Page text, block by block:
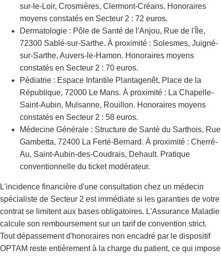
sur-le-Loir, Crosmières, Clermont-Créans. Honoraires
moyens constatés en Secteur 2 : 72 euros.
Dermatologie : Pôle de Santé de l'Anjou, Rue de l'Île,
72300 Sablé-sur-Sarthe. À proximité : Solesmes, Juigné-
sur-Sarthe, Auvers-le-Hamon. Honoraires moyens
constatés en Secteur 2 : 70 euros.
Pédiatrie : Espace Infantile Plantagenêt, Place de la
République, 72000 Le Mans. À proximité : La Chapelle-
Saint-Aubin, Mulsanne, Rouillon. Honoraires moyens
constatés en Secteur 2 : 58 euros.
Médecine Générale : Structure de Santé du Sarthois, Rue
Gambetta, 72400 La Ferté-Bernard. À proximité : Cherré-
Au, Saint-Aubin-des-Coudrais, Dehault. Pratique
conventionnelle du ticket modérateur.
L'incidence financière d'une consultation chez un médecin
spécialiste de Secteur 2 est immédiate si les garanties de votre
contrat se limitent aux bases obligatoires. L'Assurance Maladie
calcule son remboursement sur un tarif de convention strict.
Tout dépassement d'honoraires non encadré par le dispositif
OPTAM reste entièrement à la charge du patient, ce qui impose